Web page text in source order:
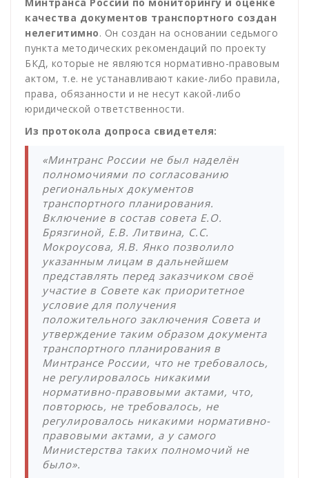
качества документов транспортного создан
нелегитимно. Он создан на основании седьмого
пункта методических рекомендаций по проекту
БКД, которые не являются нормативно-правовым
актом, т.е. не устанавливают какие-либо правила,
права, обязанности и не несут какой-либо
юридической ответственности.
Из протокола допроса свидетеля:
«Минтранс России не был наделён
полномочиями по согласованию
региональных документов
транспортного планирования.
Включение в состав совета Е.О.
Брязгиной, Е.В. Литвина, С.С.
Мокроусова, Я.В. Янко позволило
указанным лицам в дальнейшем
представлять перед заказчиком своё
участие в Совете как приоритетное
условие для получения
положительного заключения Совета и
утверждение таким образом документа
транспортного планирования в
Минтрансе России, что не требовалось,
не регулировалось никакими
нормативно-правовыми актами, что,
повторюсь, не требовалось, не
регулировалось никакими нормативно-
правовыми актами, а у самого
Министерства таких полномочий не
было».